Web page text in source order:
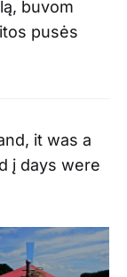
buvom
pusės
it was a
į days were